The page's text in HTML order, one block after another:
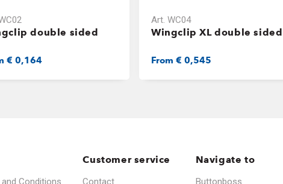
double sided
€ 0,164
Art. WC04
Wingclip XL double sided
From € 0,545
Conditions
Customer service
Contact
Navigate to
Buttonboss